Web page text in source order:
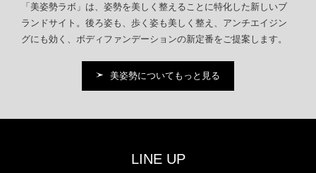
「美姿勢ラボ」は、姿勢を美しく整えることに特化した新しいブ
ランドサイト。 後ろ姿も、歩く姿も美しく整え、アンチエイジン
グにも効く、 ボディファンデーションの新定番をご提案します。
美姿勢についてもっと見る
LINE UP